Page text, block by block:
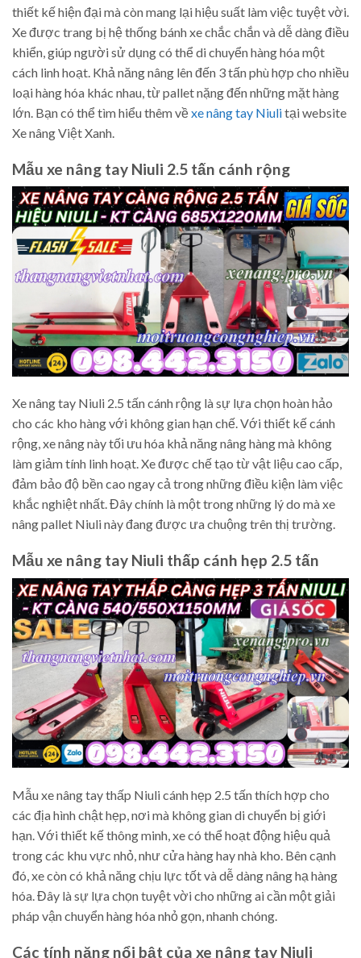
thiết kế hiện đại mà còn mang lại hiệu suất làm việc tuyệt vời.
Xe được trang bị hệ thống bánh xe chắc chắn và dễ dàng điều
khiển, giúp người sử dụng có thể di chuyển hàng hóa một
cách linh hoạt. Khả năng nâng lên đến 3 tấn phù hợp cho nhiều
loại hàng hóa khác nhau, từ pallet nặng đến những mặt hàng
lớn. Bạn có thể tìm hiểu thêm vềxe nâng tay Niulitại website
Xe nâng Việt Xanh.
Mẫu xe nâng tay Niuli 2.5 tấn cánh rộng
Xe nâng tay Niuli 2.5 tấn cánh rộng là sự lựa chọn hoàn hảo
cho các kho hàng với không gian hạn chế. Với thiết kế cánh
rộng, xe nâng này tối ưu hóa khả năng nâng hàng mà không
làm giảm tính linh hoạt. Xe được chế tạo từ vật liệu cao cấp,
đảm bảo độ bền cao ngay cả trong những điều kiện làm việc
khắc nghiệt nhất. Đây chính là một trong những lý do mà xe
nâng pallet Niuli này đang được ưa chuộng trên thị trường.
Mẫu xe nâng tay Niuli thấp cánh hẹp 2.5 tấn
Mẫu xe nâng tay thấp Niuli cánh hẹp 2.5 tấn thích hợp cho
các địa hình chật hẹp, nơi mà không gian di chuyển bị giới
hạn. Với thiết kế thông minh, xe có thể hoạt động hiệu quả
trong các khu vực nhỏ, như cửa hàng hay nhà kho. Bên cạnh
đó, xe còn có khả năng chịu lực tốt và dễ dàng nâng hạ hàng
hóa. Đây là sự lựa chọn tuyệt vời cho những ai cần một giải
pháp vận chuyển hàng hóa nhỏ gọn, nhanh chóng.
Các tính năng nổi bật của xe nâng tay Niuli